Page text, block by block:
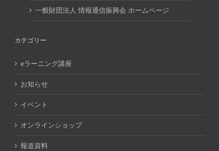
一般財団法人 情報通信振興会 ホームページ
カテゴリー
eラーニング講座
お知らせ
イベント
オンラインショップ
報道資料